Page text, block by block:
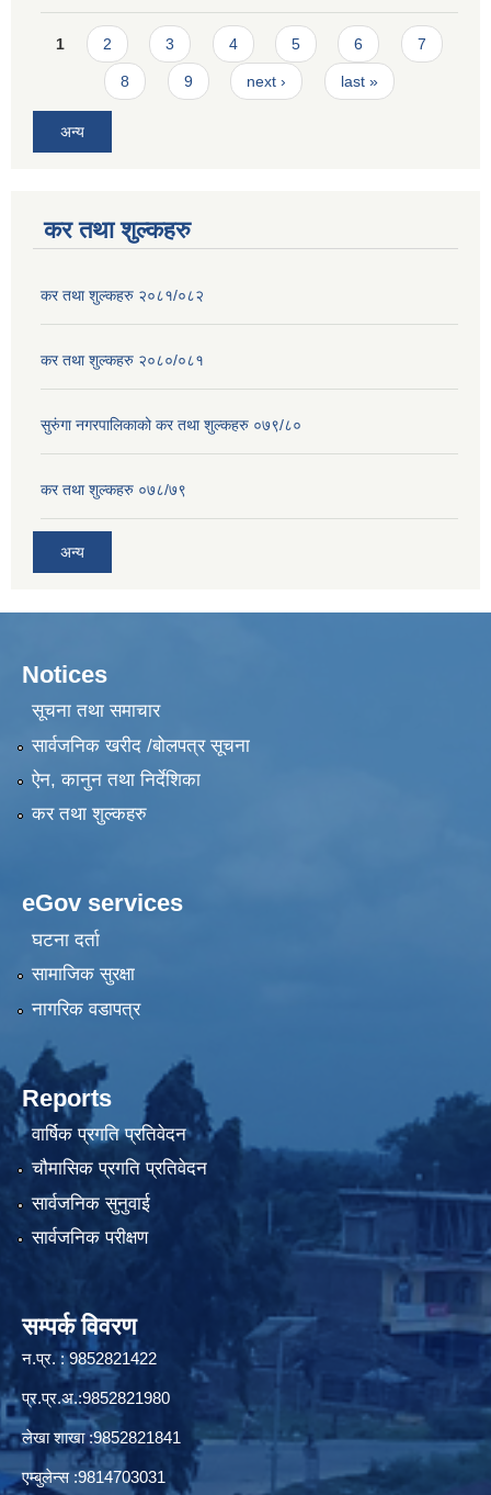
Pages
1 2 3 4 5 6 7
8 9 next › last »
अन्य
कर तथा शुल्कहरु
कर तथा शुल्कहरु २०८१/०८२
कर तथा शुल्कहरु २०८०/०८१
सुरुंगा नगरपालिकाको कर तथा शुल्कहरु ०७९/८०
कर तथा शुल्कहरु ०७८/७९
अन्य
Notices
सूचना तथा समाचार
सार्वजनिक खरीद /बोलपत्र सूचना
ऐन, कानुन तथा निर्देशिका
कर तथा शुल्कहरु
eGov services
घटना दर्ता
सामाजिक सुरक्षा
नागरिक वडापत्र
Reports
वार्षिक प्रगति प्रतिवेदन
चौमासिक प्रगति प्रतिवेदन
सार्वजनिक सुनुवाई
सार्वजनिक परीक्षण
सम्पर्क विवरण
न.प्र. : 9852821422
प्र.प्र.अ.:9852821980
लेखा शाखा :9852821841
एम्बुलेन्स :9814703031